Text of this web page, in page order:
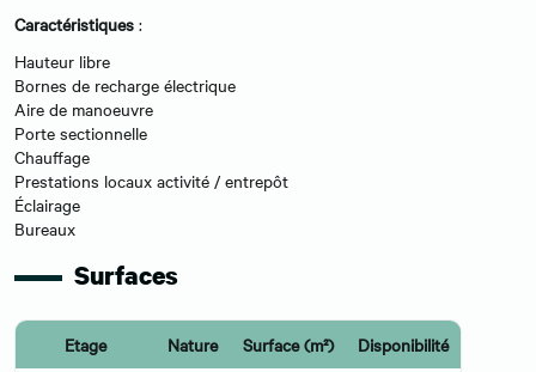
Caractéristiques :
Hauteur libre
Bornes de recharge électrique
Aire de manoeuvre
Porte sectionnelle
Chauffage
Prestations locaux activité / entrepôt
Éclairage
Bureaux
Surfaces
Etage Nature Surface (m²)
Disponibilité